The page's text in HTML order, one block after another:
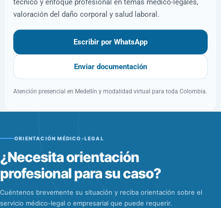
técnico y enfoque profesional en temas médico-legales,
valoración del daño corporal y salud laboral.
Escribir por WhatsApp
Enviar documentación
Atención presencial en Medellín y modalidad virtual para toda Colombia.
ORIENTACIÓN MÉDICO-LEGAL
¿Necesita orientación
profesional para su caso?
Cuéntenos brevemente su situación y reciba orientación sobre el
servicio médico-legal o empresarial que puede requerir.